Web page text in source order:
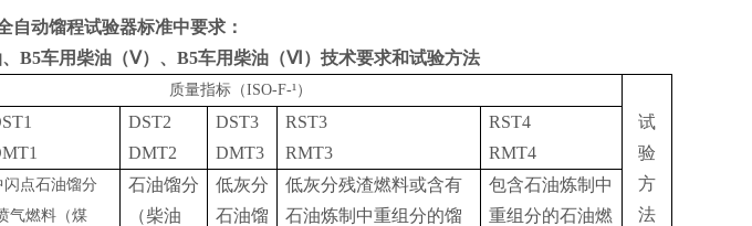
自动馏程试验器标准中要求：
B5车用柴油（Ⅴ）、B5车用柴油（Ⅵ）技术要求和试验方法
质量指标（ISO-F-¹）
试
验
方
法
DST2
DMT2
DST3
DMT3
RST3
RMT3
RST4
RMT4
闪点石油馏分
气燃料（煤
石油馏分
（柴油
低灰分
石油馏
低灰分残渣燃料或含有
石油炼制中重组分的馏
包含石油炼制中
重组分的石油燃